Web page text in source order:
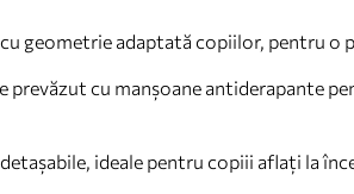
geometrie adaptată copiilor, pentru
prevăzut cu manșoane antiderapante
ideale pentru copiii aflați la